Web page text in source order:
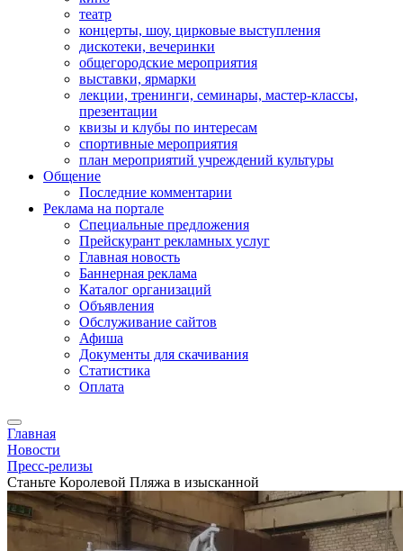
театр
концерты, шоу, цирковые выступления
дискотеки, вечеринки
общегородские мероприятия
выставки, ярмарки
лекции, тренинги, семинары, мастер-классы,
презентации
квизы и клубы по интересам
спортивные мероприятия
план мероприятий учреждений культуры
Общение
Последние комментарии
Реклама на портале
Специальные предложения
Прейскурант рекламных услуг
Главная новость
Баннерная реклама
Каталог организаций
Объявления
Обслуживание сайтов
Афиша
Документы для скачивания
Статистика
Оплата
Главная
Новости
Пресс-релизы
Станьте Королевой Пляжа в изысканной